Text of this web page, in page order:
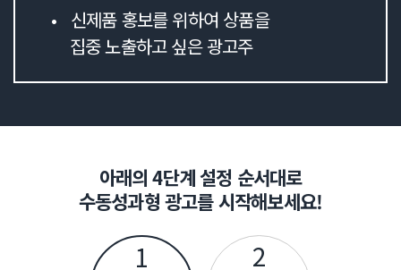
• 신제품 홍보를 위하여 상품을
집중 노출하고 싶은 광고주
아래의 4단계 설정 순서대로
수동성과형 광고를 시작해보세요!
1 2